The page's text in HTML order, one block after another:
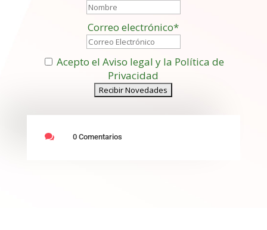
Correo electrónico*
Acepto el Aviso legal y la Política de
Privacidad
 0 Comentarios